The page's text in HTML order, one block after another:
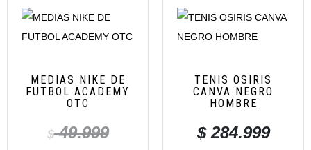
MEDIAS NIKE DE
FUTBOL ACADEMY
OTC
$49.999
TENIS OSIRIS
CANVA NEGRO
HOMBRE
$284.999